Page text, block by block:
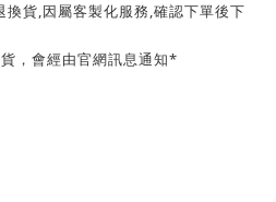
貨,因屬客製化服務,確認下單後下
，會經由官網訊息通知*